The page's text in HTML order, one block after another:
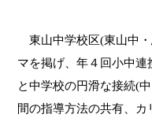
東山中学校区(東山中
マを掲げ、年４回小中
と中学校の円滑な接続(
間の指導方法の共有、